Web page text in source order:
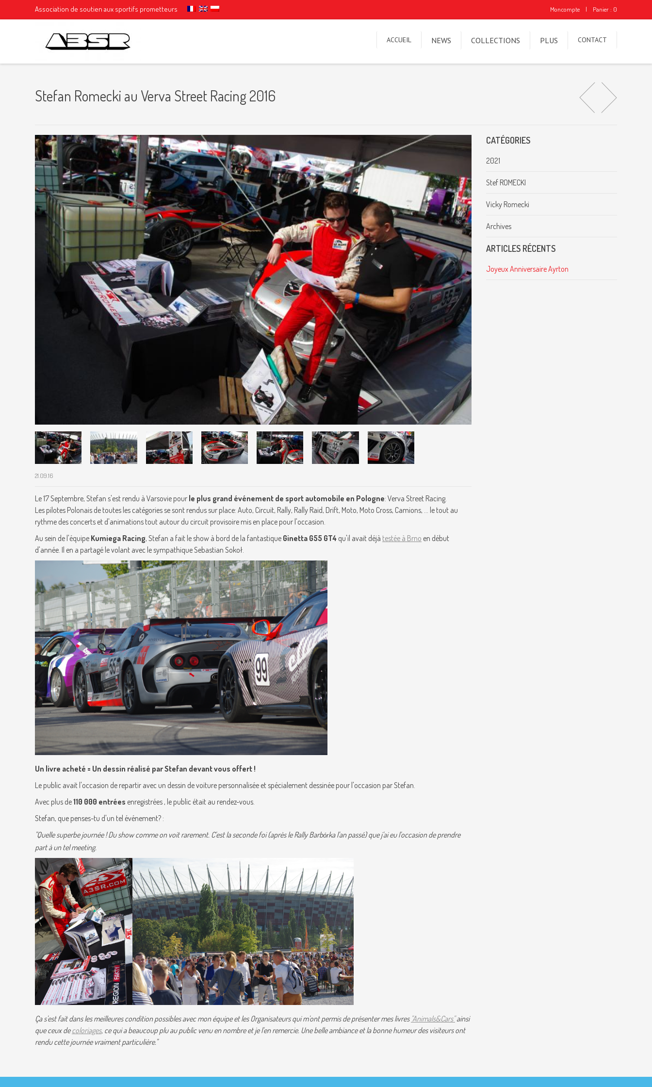
Association de soutien aux sportifs prometteurs Panier : 0
|
Moncompte
ACCUEIL NEWS COLLECTIONS PLUS CONTACT
Stefan Romecki au Verva Street Racing 2016
CATÉGORIES
2021
Stef ROMECKI
Vicky Romecki
Archives
ARTICLES RÉCENTS
Joyeux Anniversaire Ayrton
21.09.16
Le 17 Septembre, Stefan s'est rendu à Varsovie pour le plus grand événement de sport automobile en Pologne: Verva Street Racing.
Les pilotes Polonais de toutes les catégories se sont rendus sur place: Auto, Circuit, Rally, Rally Raid, Drift, Moto, Moto Cross, Camions, ... le tout au
rythme des concerts et d'animations tout autour du circuit provisoire mis en place pour l'occasion.
Au sein de l'équipe Kumiega Racing, Stefan a fait le show à bord de la fantastique Ginetta G55 GT4 qu'il avait déjà testée à Brno en début
d'année. Il en a partagé le volant avec le sympathique Sebastian Sokoł.
Un livre acheté = Un dessin réalisé par Stefan devant vous offert !
Le public avait l'occasion de repartir avec un dessin de voiture personnalisée et spécialement dessinée pour l'occasion par Stefan.
Avec plus de110 000 entrées enregistrées , le public était au rendez-vous.
Stefan, que penses-tu d'un tel événement? :
"Quelle superbe journée ! Du show comme on voit rarement. C'est la seconde foi (après le Rally Barbórka l'an passé) que j'ai eu l'occasion de prendre
part à un tel meeting.
Ça s'est fait dans les meilleures condition possibles avec mon équipe et les Organisateurs qui m'ont permis de présenter mes livres "Animals&Cars"ainsi
que ceux decoloriages, ce qui a beaucoup plu au public venu en nombre et je l'en remercie. Une belle ambiance et la bonne humeur des visiteurs ont
rendu cette journée vraiment particulière."